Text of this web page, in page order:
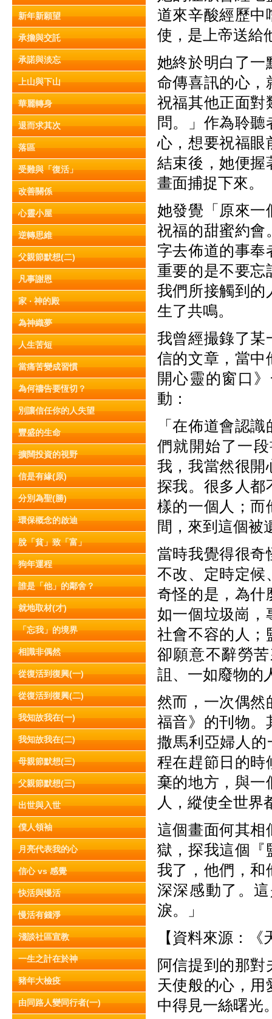
新年新願望
承擔與交託
承諾與淡忘
上山與下山
華麗轉身
退而求其次
落區
受難與「復活」
改善關係
心靈小屋
逆轉思維
父親節默想(二)
凡事謝恩
家 ‧ 神的殿
為神織夢
人生苦短
當痛苦變成習慣
為何禱告要恆切？
別讓信任你的人失望
豐盛的生命
擴闊投資的視野
信是有緣(原)
分別為聖(勝)
環保概念的啟迪
脫「貧」致「富」
狗年運程
誰是「他」的鄰舍？
就地取材(才)
「忘我」的境界
相識非偶然
從復活到復興(一)
從復活到復興(二)
我知故我在(一)
我知故我在(二)
母親節默想(三)
父親節默想(三)
出世與入世
僕人領袖
月亮代表我的心
信心 vs 感覺
快活與慢活
慢活有錢淨
淺談社區宣教
一生之計在於神
豬年大檢疫
由同路人變同行者(一)
道來辛酸經歷中
使，是上帝送給
她終於明白了一
命傳喜訊的心，
祝福其他正面對
問。」作為聆
心，想要祝福眼
結束後，她便握
畫面捕捉下來。
她發覺「原來一
祝福的甜蜜約會
字去佈道的事奉
重要的是不要忘
我們所接觸到的
生了共鳴。
我曾經撮錄了某
信的文章，當中
開心靈的窗口
動：
「在佈道會認
們就開始了一
我，我當然很開
探我。很多人都
樣的一個人；而
間，來到這個被
當時我覺得很奇
不改、定時定候
奇怪的是，為什
如一個垃圾崗，
社會不容的人；
卻願意不辭勞
詛、一如廢物的
然而，一次偶然
福音》的刊物。
撒馬利亞婦人
程在趕節日的時
棄的地方，與一
人，縱使全世
這個畫面何其相
獄，探我這個『
我了，他們，和
深深感動了。
淚。」
【資料來源：
阿信提到的那
天使般的心，
中得見一絲曙光